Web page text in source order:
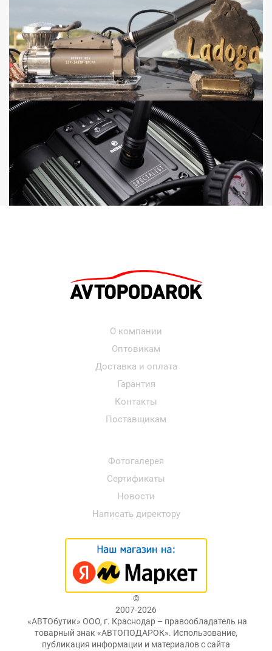
О компании
Оптовикам
Доставка и оплата
Гарантия
Контакты
Поставщикам
Фотогалерея
Сертификаты
Новости
Написать директору
©
2007-2026
«АВТОбутик» ООО, г. Краснодар – правообладатель на
товарный знак «АВТОПОДАРОК». Использование,
публикация информации и материалов с сайта